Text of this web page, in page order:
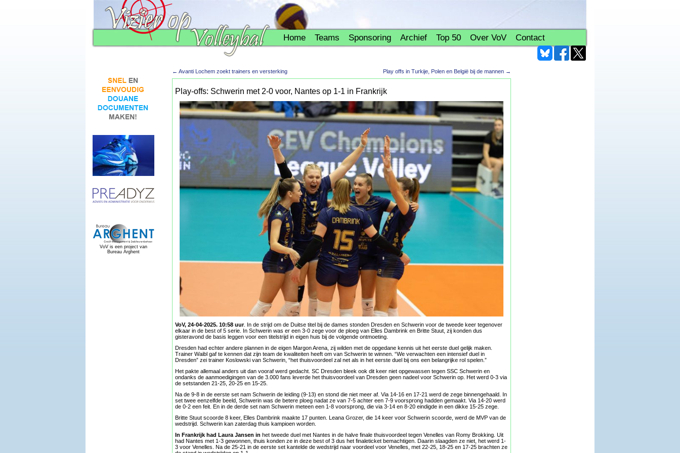
Home Teams Sponsoring Archief Top 50 Over VoV Contact
VoV is een project van
Bureau Arghent
← Avanti Lochem zoekt trainers en versterking Play offs in Turkije, Polen en België bij de mannen →
Play-offs: Schwerin met 2-0 voor, Nantes op 1-1 in Frankrijk
VoV, 24-04-2025. 10:58 uur. In de strijd om de Duitse titel bij de dames stonden Dresden en Schwerin voor de tweede keer tegenover
elkaar in de best of 5 serie. In Schwerin was er een 3-0 zege voor de ploeg van Elles Dambrink en Britte Stuut, zij konden dus
gisteravond de basis leggen voor een titelstrijd in eigen huis bij de volgende ontmoeting.
Dresden had echter andere plannen in de eigen Margon Arena, zij wilden met de opgedane kennis uit het eerste duel gelijk maken.
Trainer Waibl gaf te kennen dat zijn team de kwaliteiten heeft om van Schwerin te winnen. “We verwachten een intensief duel in
Dresden” zei trainer Koslowski van Schwerin, “het thuisvoordeel zal net als in het eerste duel bij ons een belangrijke rol spelen.”
Het pakte allemaal anders uit dan vooraf werd gedacht. SC Dresden bleek ook dit keer niet opgewassen tegen SSC Schwerin en
ondanks de aanmoedigingen van de 3.000 fans leverde het thuisvoordeel van Dresden geen nadeel voor Schwerin op. Het werd 0-3 via
de setstanden 21-25, 20-25 en 15-25.
Na de 9-8 in de eerste set nam Schwerin de leiding (9-13) en stond die niet meer af. Via 14-16 en 17-21 werd de zege binnengehaald. In
set twee eenzelfde beeld, Schwerin was de betere ploeg nadat ze van 7-5 achter een 7-9 voorsprong hadden gemaakt. Via 14-20 werd
de 0-2 een feit. En in de derde set nam Schwerin meteen een 1-8 voorsprong, die via 3-14 en 8-20 eindigde in een dikke 15-25 zege.
Britte Stuut scoorde 8 keer, Elles Dambrink maakte 17 punten. Leana Grozer, die 14 keer voor Schwerin scoorde, werd de MVP van de
wedstrijd. Schwerin kan zaterdag thuis kampioen worden.
In Frankrijk had Laura Jansen in het tweede duel met Nantes in de halve finale thuisvoordeel tegen Venelles van Romy Brokking. Uit
had Nantes met 1-3 gewonnen, thuis konden ze in deze best of 3 dus het finaleticket bemachtigen. Daarin slaagden ze niet, het werd 1-
3 voor Venelles. Na de 25-21 in de eerste set kantelde de wedstrijd naar voordeel voor Venelles, met 22-25, 18-25 en 17-25 brachten ze